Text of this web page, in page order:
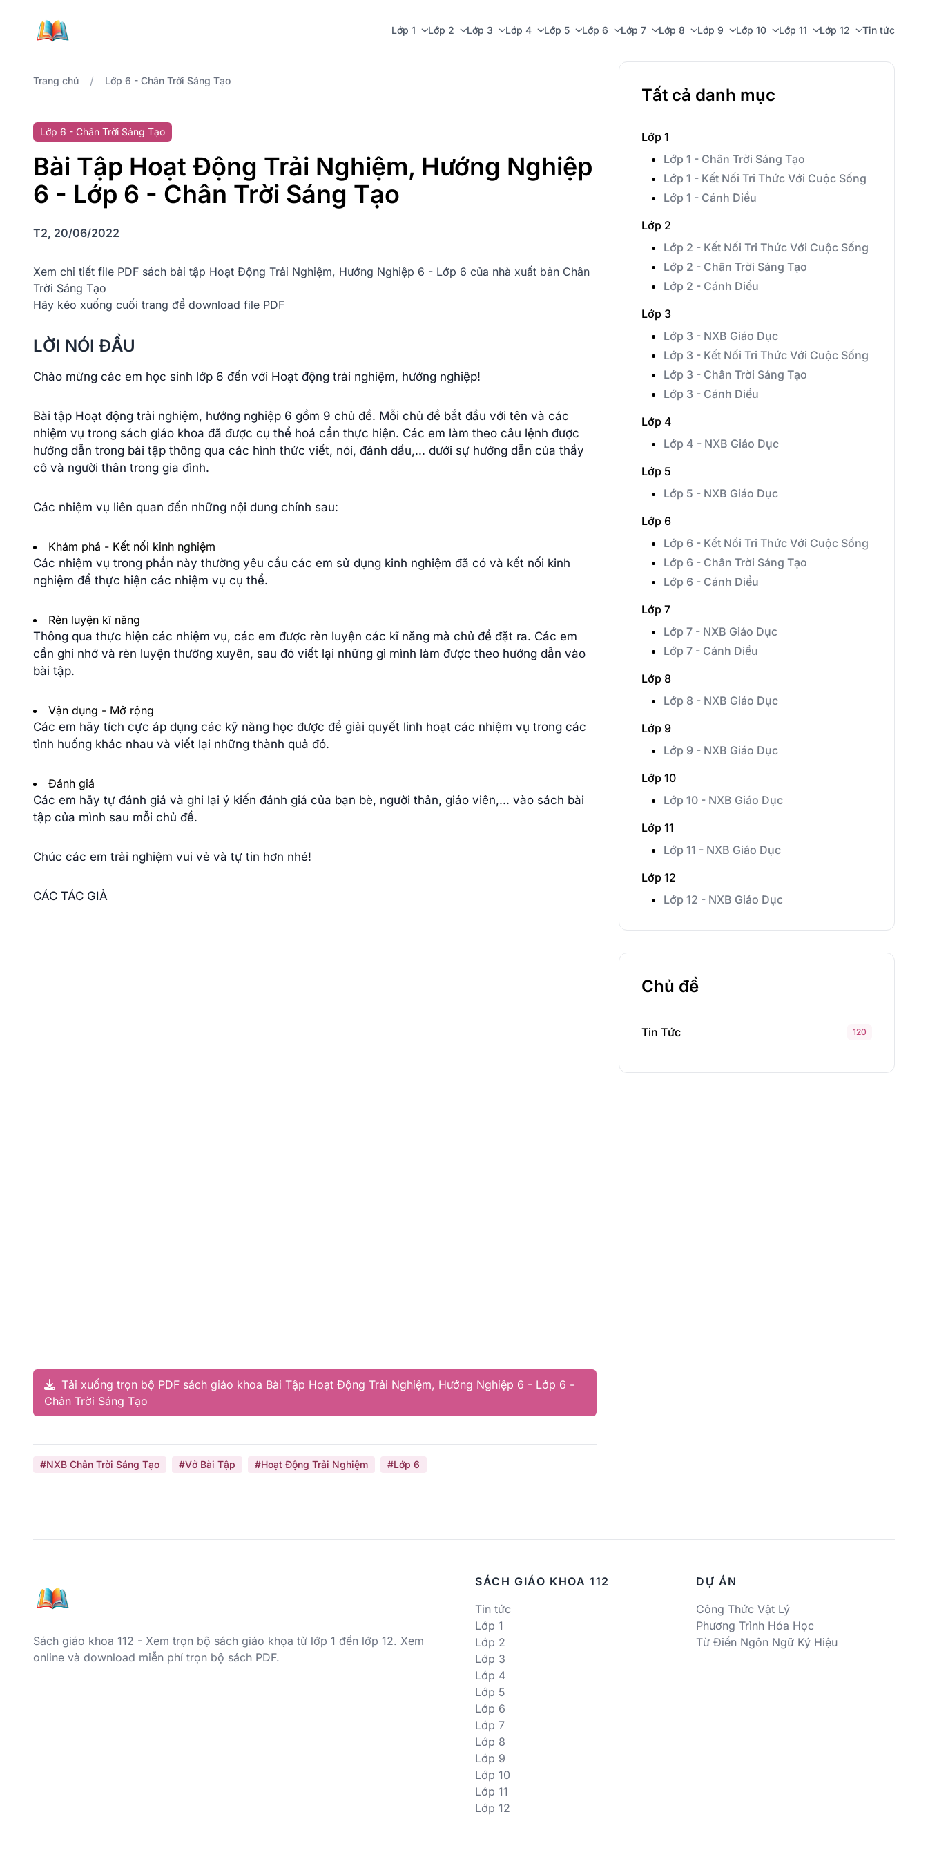
Lớp 1 Lớp 2 Lớp 3 Lớp 4 Lớp 5 Lớp 6 Lớp 7 Lớp 8 Lớp 9 Lớp 10 Lớp 11 Lớp 12 Tin tức
Trang chủ / Lớp 6 - Chân Trời Sáng Tạo
Lớp 6 - Chân Trời Sáng Tạo
Bài Tập Hoạt Động Trải Nghiệm, Hướng Nghiệp
6 - Lớp 6 - Chân Trời Sáng Tạo
T2, 20/06/2022
Xem chi tiết file PDF sách bài tập Hoạt Động Trải Nghiệm, Hướng Nghiệp 6 - Lớp 6 của nhà xuất bản Chân
Trời Sáng Tạo
Hãy kéo xuống cuối trang để download file PDF
LỜI NÓI ĐẦU
Chào mừng các em học sinh lớp 6 đến với Hoạt động trải nghiệm, hướng nghiệp!
Bài tập Hoạt động trải nghiệm, hướng nghiệp 6 gồm 9 chủ đề. Mỗi chủ đề bắt đầu với tên và các
nhiệm vụ trong sách giáo khoa đã được cụ thể hoá cần thực hiện. Các em làm theo câu lệnh được
hướng dẫn trong bài tập thông qua các hình thức viết, nói, đánh dấu,... dưới sự hướng dẫn của thầy
cô và người thân trong gia đình.
Các nhiệm vụ liên quan đến những nội dung chính sau:
Khám phá - Kết nối kinh nghiệm
Các nhiệm vụ trong phần này thường yêu cầu các em sử dụng kinh nghiệm đã có và kết nối kinh
nghiệm để thực hiện các nhiệm vụ cụ thể.
Rèn luyện kĩ năng
Thông qua thực hiện các nhiệm vụ, các em được rèn luyện các kĩ năng mà chủ đề đặt ra. Các em
cần ghi nhớ và rèn luyện thường xuyên, sau đó viết lại những gì mình làm được theo hướng dẫn vào
bài tập.
Vận dụng - Mở rộng
Các em hãy tích cực áp dụng các kỹ năng học được để giải quyết linh hoạt các nhiệm vụ trong các
tình huống khác nhau và viết lại những thành quả đó.
Đánh giá
Các em hãy tự đánh giá và ghi lại ý kiến đánh giá của bạn bè, người thân, giáo viên,... vào sách bài
tập của mình sau mỗi chủ đề.
Chúc các em trải nghiệm vui vẻ và tự tin hơn nhé!
CÁC TÁC GIẢ
Tải xuống trọn bộ PDF sách giáo khoa Bài Tập Hoạt Động Trải Nghiệm, Hướng Nghiệp 6 - Lớp 6 -
Chân Trời Sáng Tạo
#NXB Chân Trời Sáng Tạo #Vở Bài Tập #Hoạt Động Trải Nghiệm #Lớp 6
Tất cả danh mục
Lớp 1
Lớp 1 - Chân Trời Sáng Tạo
Lớp 1 - Kết Nối Tri Thức Với Cuộc Sống
Lớp 1 - Cánh Diều
Lớp 2
Lớp 2 - Kết Nối Tri Thức Với Cuộc Sống
Lớp 2 - Chân Trời Sáng Tạo
Lớp 2 - Cánh Diều
Lớp 3
Lớp 3 - NXB Giáo Dục
Lớp 3 - Kết Nối Tri Thức Với Cuộc Sống
Lớp 3 - Chân Trời Sáng Tạo
Lớp 3 - Cánh Diều
Lớp 4
Lớp 4 - NXB Giáo Dục
Lớp 5
Lớp 5 - NXB Giáo Dục
Lớp 6
Lớp 6 - Kết Nối Tri Thức Với Cuộc Sống
Lớp 6 - Chân Trời Sáng Tạo
Lớp 6 - Cánh Diều
Lớp 7
Lớp 7 - NXB Giáo Dục
Lớp 7 - Cánh Diều
Lớp 8
Lớp 8 - NXB Giáo Dục
Lớp 9
Lớp 9 - NXB Giáo Dục
Lớp 10
Lớp 10 - NXB Giáo Dục
Lớp 11
Lớp 11 - NXB Giáo Dục
Lớp 12
Lớp 12 - NXB Giáo Dục
Chủ đề
Tin Tức 120
Sách giáo khoa 112 - Xem trọn bộ sách giáo khọa từ lớp 1 đến lớp 12. Xem
online và download miễn phí trọn bộ sách PDF.
SÁCH GIÁO KHOA 112
Tin tức
Lớp 1
Lớp 2
Lớp 3
Lớp 4
Lớp 5
Lớp 6
Lớp 7
Lớp 8
Lớp 9
Lớp 10
Lớp 11
Lớp 12
DỰ ÁN
Công Thức Vật Lý
Phương Trình Hóa Học
Từ Điển Ngôn Ngữ Ký Hiệu